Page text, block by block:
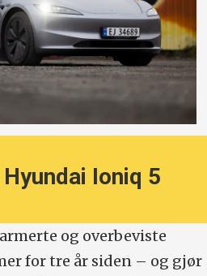
Ioniq 5
og overbeviste
for tre år siden – og gjør